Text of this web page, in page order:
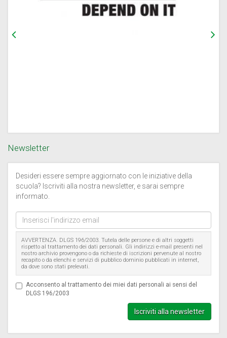
Newsletter
Desideri essere sempre aggiornato con le iniziative della
scuola? Iscriviti alla nostra newsletter, e sarai sempre
informato.
Inserisci
l'indirizzo
email
AVVERTENZA. DLGS 196/2003. Tutela delle persone e di altri soggetti
rispetto al trattamento dei dati personali. Gli indirizzi e-mail presenti nel
nostro archivio provengono o da richieste di iscrizioni pervenute al nostro
recapito o da elenchi e servizi di pubblico dominio pubblicati in internet,
da dove sono stati prelevati.
Acconsento al trattamento dei miei dati personali ai sensi del
DLGS 196/2003
Iscriviti alla newsletter